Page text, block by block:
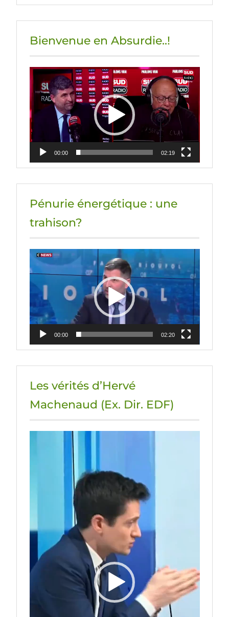
Bienvenue en Absurdie..!
Lecteur
vidéo
00:00 02:19
Pénurie énergétique : une
trahison?
Lecteur
vidéo
00:00 02:20
Les vérités d’Hervé
Machenaud (Ex. Dir. EDF)